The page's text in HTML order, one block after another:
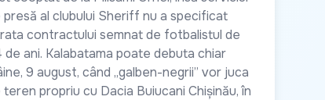
presă al clubului Sheriff nu a specificat
contractului semnat de fotbalistul de
de ani. Kalabatama poate debuta chiar
9 august, când „galben-negrii” vor juca
teren propriu cu Dacia Buiucani Chișinău, în